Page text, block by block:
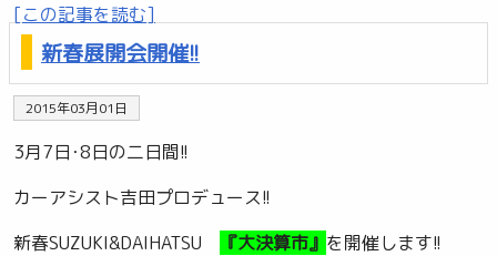
[この記事を読む]
新春展開会開催!!
2015年03月01日
3月7日･8日の二日間!!
カーアシスト吉田プロデュース!!
新春SUZUKI&DAIHATSU
『大決算市』 を開催します!!